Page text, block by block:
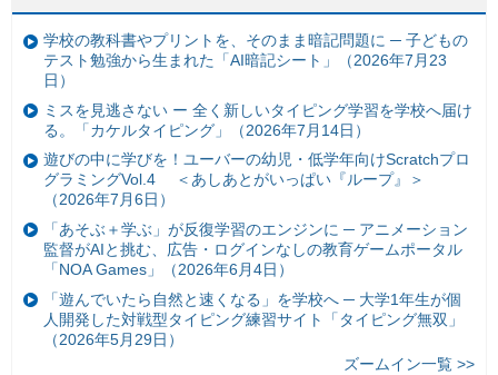
学校の教科書やプリントを、そのまま暗記問題に ─ 子どもの
テスト勉強から生まれた「AI暗記シート」（2026年7月23
日）
ミスを見逃さない ー 全く新しいタイピング学習を学校へ届け
る。「カケルタイピング」（2026年7月14日）
遊びの中に学びを！ユーバーの幼児・低学年向けScratchプロ
グラミングVol.4 ＜あしあとがいっぱい『ループ』＞
（2026年7月6日）
「あそぶ＋学ぶ」が反復学習のエンジンに ─ アニメーション
監督がAIと挑む、広告・ログインなしの教育ゲームポータル
「NOA Games」（2026年6月4日）
「遊んでいたら自然と速くなる」を学校へ ─ 大学1年生が個
人開発した対戦型タイピング練習サイト「タイピング無双」
（2026年5月29日）
ズームイン一覧 >>